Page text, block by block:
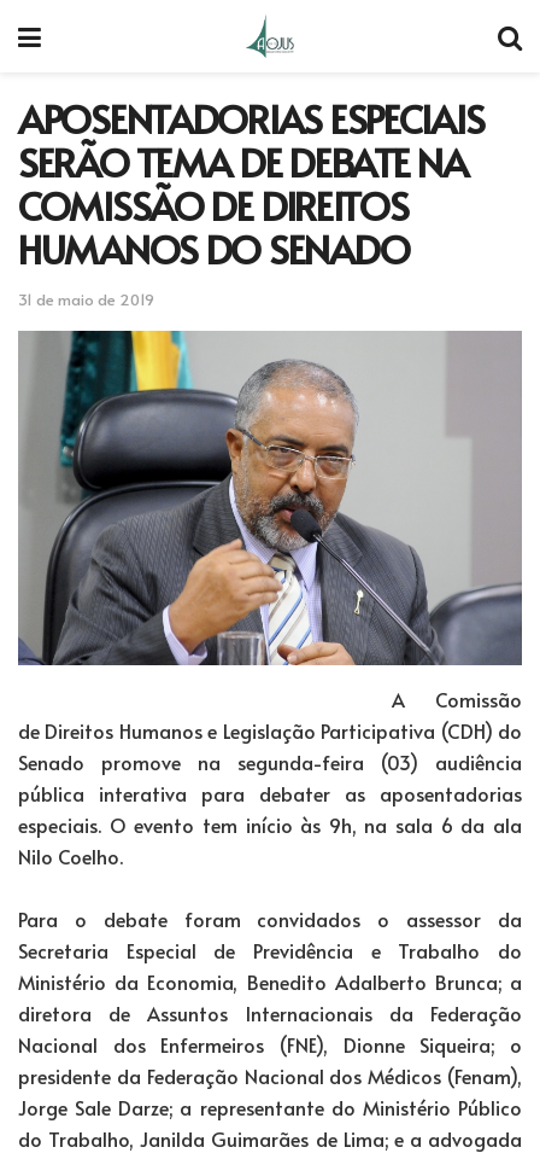
APOSENTADORIAS ESPECIAIS
SERÃO TEMA DE DEBATE NA
COMISSÃO DE DIREITOS
HUMANOS DO SENADO
31 de maio de 2019
A Comissão
de Direitos Humanos e Legislação Participativa (CDH) do
Senado promove na segunda-feira (03) audiência
pública interativa para debater as aposentadorias
especiais. O evento tem início às 9h, na sala 6 da ala
Nilo Coelho.
Para o debate foram convidados o assessor da
Secretaria Especial de Previdência e Trabalho do
Ministério da Economia, Benedito Adalberto Brunca; a
diretora de Assuntos Internacionais da Federação
Nacional dos Enfermeiros (FNE), Dionne Siqueira; o
presidente da Federação Nacional dos Médicos (Fenam),
Jorge Sale Darze; a representante do Ministério Público
do Trabalho, Janilda Guimarães de Lima; e a advogada